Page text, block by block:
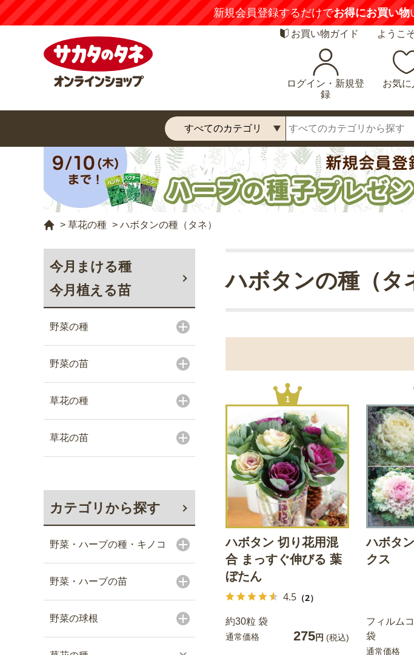
新規会員登録するだけでお得にお買い物
お買い物ガイド ようこ
ログイン・新規登
録
お気に
> 草花の種 > ハボタンの種（タネ）
今月まける種
今月植える苗
野菜の種
野菜の苗
草花の種
草花の苗
カテゴリから探す
野菜・ハーブの種・キノコ
野菜・ハーブの苗
野菜の球根
ハボタンの種（タ
1
ハボタン 切り花用混
合 まっすぐ伸びる 葉
ぼたん
4.5 （2）
約30粒 袋
通常価格 275円 (税込)
ハボタ
クス
フィルム
袋
通常価格